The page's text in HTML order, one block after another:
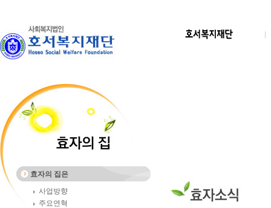
효자의 집은
사업방향
주요연혁